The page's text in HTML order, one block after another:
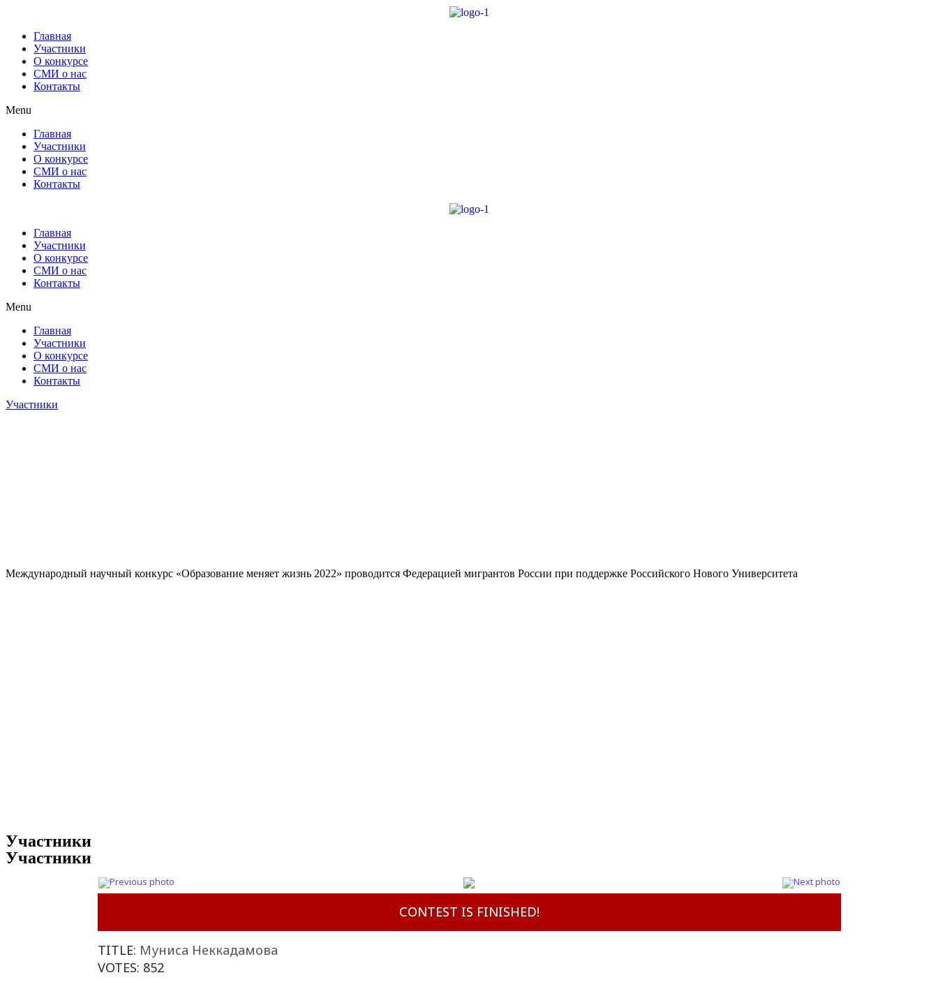
Главная
Участники
О конкурсе
СМИ о нас
Контакты
Menu
Главная
Участники
О конкурсе
СМИ о нас
Контакты
Главная
Участники
О конкурсе
СМИ о нас
Контакты
Menu
Главная
Участники
О конкурсе
СМИ о нас
Контакты
Участники
Международный научный конкурс «Образование меняет жизнь 2022» проводится Федерацией мигрантов России при поддержке Российского Нового Университета
Участники
Участники
CONTEST IS FINISHED!
TITLE: Муниса Неккадамова
VOTES: 852